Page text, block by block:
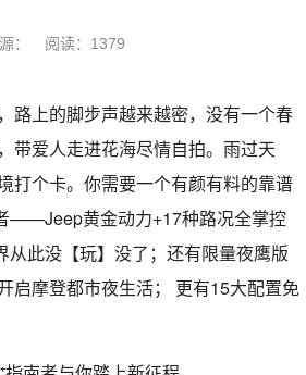
： 阅读：1379
路上的脚步声越来越密，没有一个春
带爱人走进花海尽情自拍。雨过天
打个卡。你需要一个有颜有料的靠谱
——Jeep黄金动力+17种路况全掌控
此没【玩】没了；还有限量夜鹰版
启摩登都市夜生活； 更有15大配置免